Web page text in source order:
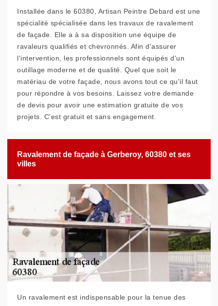
Installée dans le 60380, Artisan Peintre Debard est une
spécialité spécialisée dans les travaux de ravalement
de façade. Elle a à sa disposition une équipe de
ravaleurs qualifiés et chevronnés. Afin d'assurer
l'intervention, les professionnels sont équipés d'un
outillage moderne et de qualité. Quel que soit le
matériau de votre façade, nous avons tout ce qu'il faut
pour répondre à vos besoins. Laissez votre demande
de devis pour avoir une estimation gratuite de vos
projets. C'est gratuit et sans engagement.
Ravalement de façade à Gerberoy, 60380 et ses
villes
Un ravalement est indispensable pour la tenue des